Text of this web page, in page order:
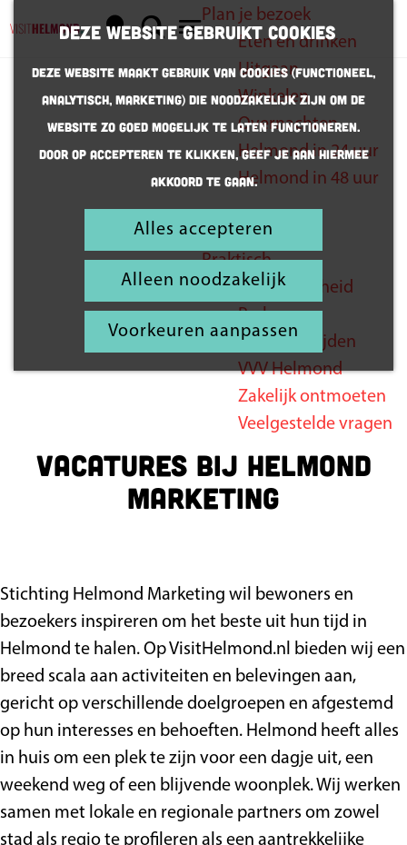
Deze website gebruikt cookies
Deze website maakt gebruik van cookies (Functioneel,
Analytisch, Marketing) die noodzakelijk zijn om de
website zo goed mogelijk te laten functioneren.
Door op accepteren te klikken, geef je aan hiermee
akkoord te gaan.
Alles accepteren
Alleen noodzakelijk
Voorkeuren aanpassen
K
a
r
t
Z
e
k
e
n
e
n
u
Plan je bezoek
Eten en drinken
Uitgaan
Winkelen
Overnachten
Helmond in 24 uur
Helmond in 48 uur
Inspiratie
Praktisch
Bereikbaarheid
Parkeren
Openingstijden
VVV Helmond
Zakelijk ontmoeten
Veelgestelde vragen
Word jij onze
nieuwe
collega?
Vacatures bij Helmond
Marketing
Stichting Helmond Marketing wil bewoners en
bezoekers inspireren om het beste uit hun tijd in
Helmond te halen. Op VisitHelmond.nl bieden wij een
breed scala aan activiteiten en belevingen aan,
gericht op verschillende doelgroepen en afgestemd
op hun interesses en behoeften. Helmond heeft alles
in huis om een plek te zijn voor een dagje uit, een
weekend weg of een blijvende woonplek. Wij werken
samen met lokale en regionale partners om zowel
stad als regio te profileren als een aantrekkelijke